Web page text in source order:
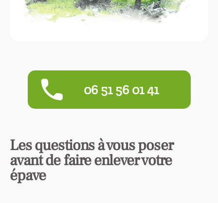
phone ‭06 51 56 01 41‬
Les questions à vous poser
avant de faire enlever votre
épave